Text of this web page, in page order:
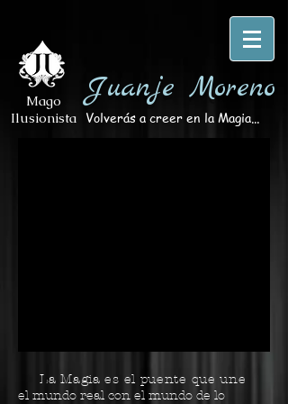
Mago
Ilusionista
Juanje Moreno
Volverás a creer en la Magia...
La Magia es el puente que une
el mundo real con el mundo de lo